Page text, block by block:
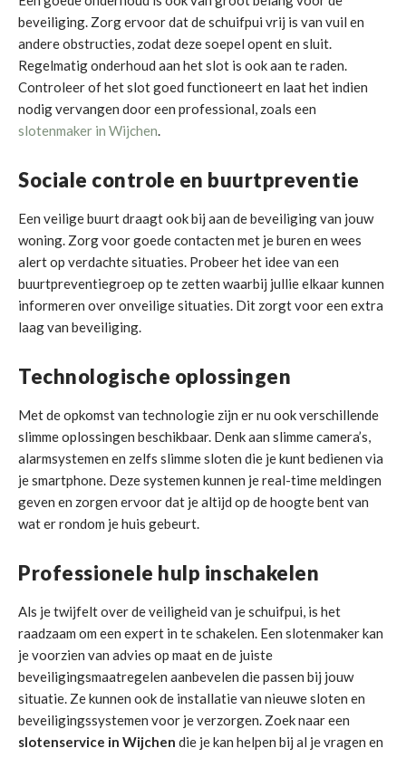
beveiliging. Zorg ervoor dat de schuifpui vrij is van vuil en
andere obstructies, zodat deze soepel opent en sluit.
Regelmatig onderhoud aan het slot is ook aan te raden.
Controleer of het slot goed functioneert en laat het indien
nodig vervangen door een professional, zoals een
slotenmaker in Wijchen.
Sociale controle en buurtpreventie
Een veilige buurt draagt ook bij aan de beveiliging van jouw
woning. Zorg voor goede contacten met je buren en wees
alert op verdachte situaties. Probeer het idee van een
buurtpreventiegroep op te zetten waarbij jullie elkaar kunnen
informeren over onveilige situaties. Dit zorgt voor een extra
laag van beveiliging.
Technologische oplossingen
Met de opkomst van technologie zijn er nu ook verschillende
slimme oplossingen beschikbaar. Denk aan slimme camera’s,
alarmsystemen en zelfs slimme sloten die je kunt bedienen via
je smartphone. Deze systemen kunnen je real-time meldingen
geven en zorgen ervoor dat je altijd op de hoogte bent van
wat er rondom je huis gebeurt.
Professionele hulp inschakelen
Als je twijfelt over de veiligheid van je schuifpui, is het
raadzaam om een expert in te schakelen. Een slotenmaker kan
je voorzien van advies op maat en de juiste
beveiligingsmaatregelen aanbevelen die passen bij jouw
situatie. Ze kunnen ook de installatie van nieuwe sloten en
beveiligingssystemen voor je verzorgen. Zoek naar een
slotenservice in Wijchen die je kan helpen bij al je vragen en